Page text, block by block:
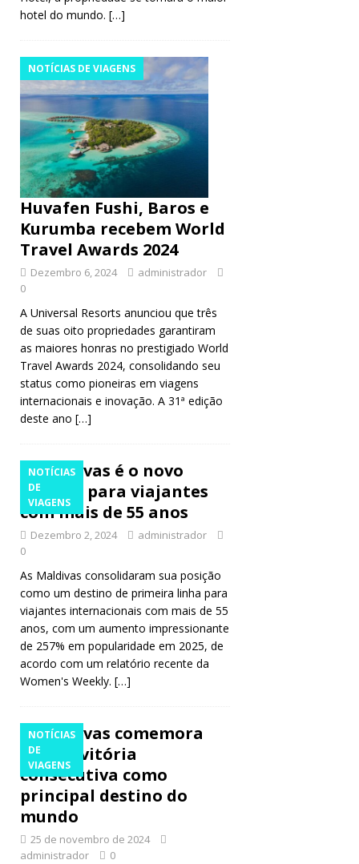
hotel do mundo. […]
NOTÍCIAS DE VIAGENS
Huvafen Fushi, Baros e
Kurumba recebem World
Travel Awards 2024
Dezembro 6, 2024
administrador
0
A Universal Resorts anunciou que três
de suas oito propriedades garantiram
as maiores honras no prestigiado World
Travel Awards 2024, consolidando seu
status como pioneiras em viagens
internacionais e inovação. A 31ª edição
deste ano […]
NOTÍCIAS
DE
VIAGENS
Maldivas é o novo
paraíso para viajantes
com mais de 55 anos
Dezembro 2, 2024
administrador
0
As Maldivas consolidaram sua posição
como um destino de primeira linha para
viajantes internacionais com mais de 55
anos, com um aumento impressionante
de 257% em popularidade em 2025, de
acordo com um relatório recente da
Women's Weekly. […]
NOTÍCIAS
DE
VIAGENS
Maldivas comemora
quinta vitória
consecutiva como
principal destino do
mundo
25 de novembro de 2024
administrador
0